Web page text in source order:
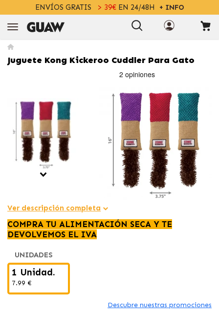
ENVÍOS GRATIS > 39€EN 24/48H + INFO
Juguete Kong Kickeroo Cuddler Para Gato
Ver descripción completa
COMPRA TU ALIMENTACIÓN SECA Y TE
DEVOLVEMOS EL IVA
UNIDADES
1 Unidad.
7.99 €
Descubre nuestras promociones